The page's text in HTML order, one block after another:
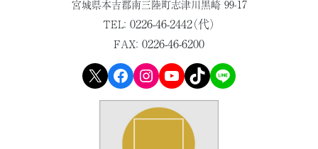
宮城県本吉郡南三陸町志津川黒崎 99-17
TEL： 0226-46-2442（代）
FAX： 0226-46-6200
X Facebook Instagram YouTube TikTok LINE